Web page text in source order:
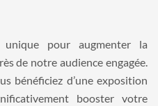
unique pour augmenter la
de notre audience engagée.
bénéficiez d’une exposition
booster votre